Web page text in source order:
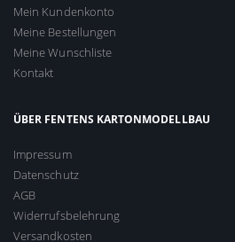
Mein Kundenkonto
Meine Bestellungen
Meine Wunschliste
Kontakt
ÜBER FENTENS KARTONMODELLBAU
Impressum
Datenschutz
AGB
Widerrufsbelehrung
Versandkosten